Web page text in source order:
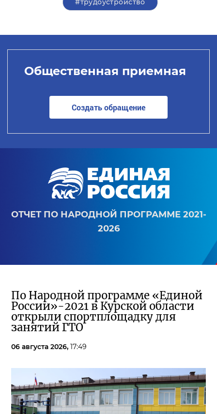
#трудоустройство
Общественная приемная
Создать обращение
ОТЧЕТ ПО НАРОДНОЙ ПРОГРАММЕ 2021-
2026
По Народной программе «Единой
России»-2021 в Курской области
открыли спортплощадку для
занятий ГТО
06 августа 2026, 17:49